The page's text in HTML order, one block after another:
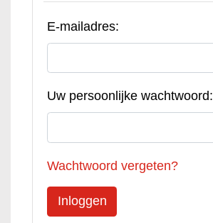
E-mailadres:
Uw persoonlijke wachtwoord:
Wachtwoord vergeten?